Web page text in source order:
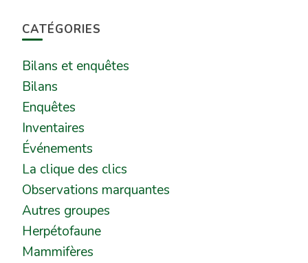
CATÉGORIES
Bilans et enquêtes
Bilans
Enquêtes
Inventaires
Événements
La clique des clics
Observations marquantes
Autres groupes
Herpétofaune
Mammifères